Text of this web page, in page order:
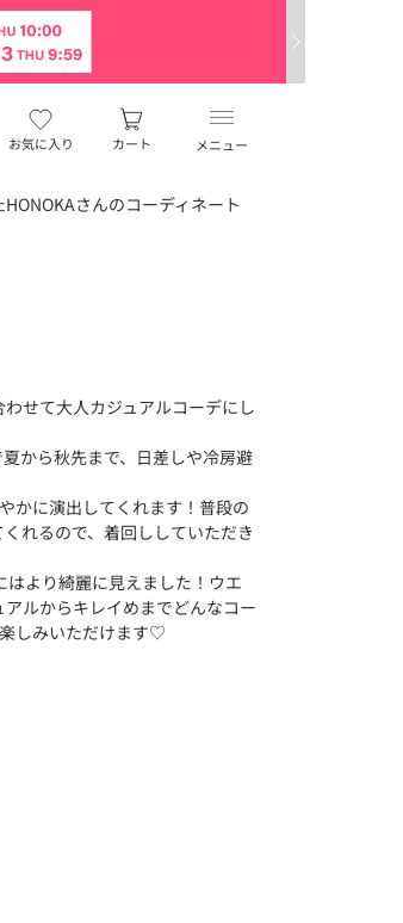
メニュー
お気に入り カート
さんのコーディネート
せて大人カジュアルコーデにし
から秋先まで、日差しや冷房避
かに演出してくれます！普段の
れるので、着回ししていただき
より綺麗に見えました！ウエ
ルからキレイめまでどんなコー
しみいただけます♡